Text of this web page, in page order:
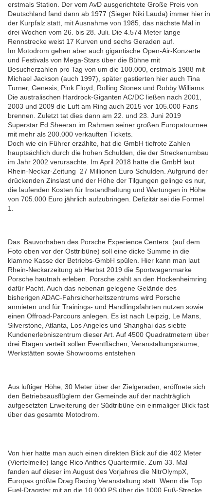
erstmals Station. Der vom AvD ausgerichtete Große Preis von
Deutschland fand dann ab 1977 (Sieger Niki Lauda) immer hier in
der Kurpfalz statt, mit Ausnahme von 1985, das nächste Mal in
drei Wochen vom 26. bis 28. Juli. Die 4.574 Meter lange
Rennstrecke weist 17 Kurven und sechs Geraden auf.
Im Motodrom gehen aber auch gigantische Open-Air-Konzerte
und Festivals von Mega-Stars über die Bühne mit
Besucherzahlen pro Tag von um die 100.000, erstmals 1988 mit
Michael Jackson (auch 1997), später gastierten hier auch Tina
Turner, Genesis, Pink Floyd, Rolling Stones und Robby Williams.
Die australischen Hardrock-Giganten AC/DC ließen nach 2001,
2003 und 2009 die Luft am Ring auch 2015 vor 105.000 Fans
brennen. Zuletzt tat dies dann am 22. und 23. Juni 2019
Superstar Ed Sheeran im Rahmen seiner großen Europatournee
mit mehr als 200.000 verkauften Tickets.
Doch wie ein Führer erzählte, hat die GmbH tiefrote Zahlen
hauptsächlich durch die hohen Schulden, die der Streckenumbau
im Jahr 2002 verursachte. Im April 2018 hatte die GmbH laut
Rhein-Neckar-Zeitung 27 Millionen Euro Schulden. Aufgrund der
drückenden Zinslast und der Höhe der Tilgungen gelinge es nur,
die laufenden Kosten für Instandhaltung und Wartungen in Höhe
von 705.000 Euro jährlich aufzubringen. Defizitär sei die Formel
1.
Das Bauvorhaben des Porsche Experience Centers (auf dem
Foto oben vor der Osttribüne) soll eine dicke Summe in die
klamme Kasse der Betriebs-GmbH spülen. Hier kann man laut
Rhein-Neckarzeitung ab Herbst 2019 die Sportwagenmarke
Porsche hautnah erleben. Porsche zahlt an den Hockenheimring
dafür Pacht. Auch das nebenan gelegene Gelände des
bisherigen ADAC-Fahrsicherheitszentrums wird Porsche
anmieten und für Trainings- und Handlingsfahrten nutzen sowie
einen Offroad-Parcours anlegen. Es ist nach Leipzig, Le Mans,
Silverstone, Atlanta, Los Angeles und Shanghai das siebte
Kundenerlebniszentrum dieser Art. Auf 4500 Quadratmetern über
drei Etagen verteilt sollen Eventflächen, Veranstaltungsräume,
Werkstätten sowie Showrooms entstehen
Aus luftiger Höhe, 30 Meter über der Zielgeraden, eröffnete sich
den Betriebsausflüglern der Gemeinde auf der nachträglich
aufgesetzten Erweiterung der Südtribüne ein einmaliger Blick fast
über das gesamte Motodrom.
Von hier hatte man auch einen direkten Blick auf die 402 Meter
(Viertelmeile) lange Rico Anthes Quartermile. Zum 33. Mal
fanden auf dieser im August des Vorjahres die NitrOlympX,
Europas größte Drag Racing Veranstaltung statt. Wenn die Top
Fuel-Dragster mit an die 10.000 PS über die 1000 Fuß-Strecke